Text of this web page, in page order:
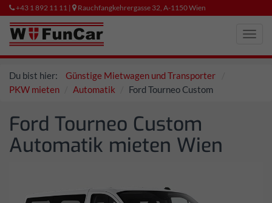
+43 1 892 11 11 | Rauchfangkehrergasse 32, A-1150 Wien
Du bist hier:
Günstige Mietwagen und Transporter
PKW mieten
Automatik Ford Tourneo Custom
Ford Tourneo Custom
Automatik mieten Wien